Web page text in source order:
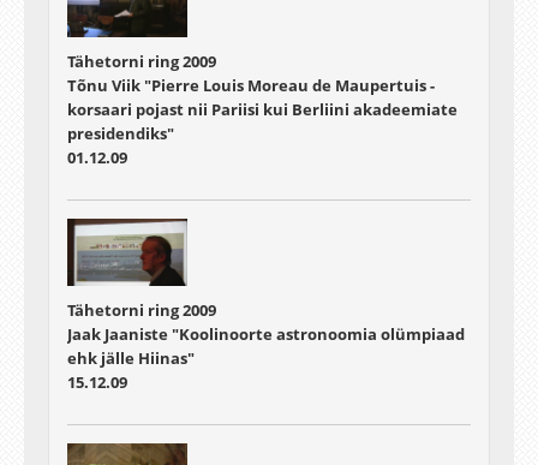
Tähetorni ring 2009
Tõnu Viik "Pierre Louis Moreau de Maupertuis -
korsaari pojast nii Pariisi kui Berliini akadeemiate
presidendiks"
01.12.09
Tähetorni ring 2009
Jaak Jaaniste "Koolinoorte astronoomia olümpiaad
ehk jälle Hiinas"
15.12.09